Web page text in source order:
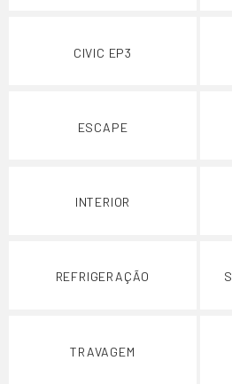
CIVIC EP3
ESCAPE
INTERIOR
REFRIGERAÇÃO
TRAVAGEM